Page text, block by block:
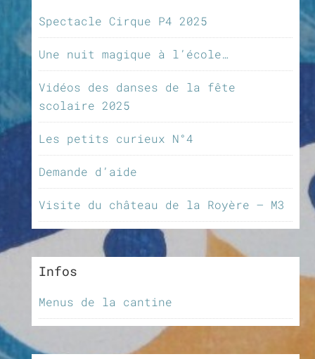
Spectacle Cirque P4 2025
Une nuit magique à l’école…
Vidéos des danses de la fête
scolaire 2025
Les petits curieux N°4
Demande d’aide
Visite du château de la Royère – M3
Infos
Menus de la cantine